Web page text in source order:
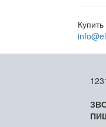
Купить